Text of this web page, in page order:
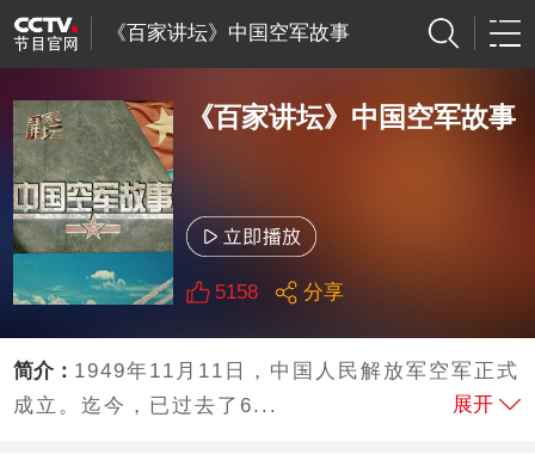
《百家讲坛》中国空军故事
《百家讲坛》中国空军故事
5158 分享
简介： 1949年11月11日，中国人民解放军空军正式
成立。迄今，已过去了6...
展开